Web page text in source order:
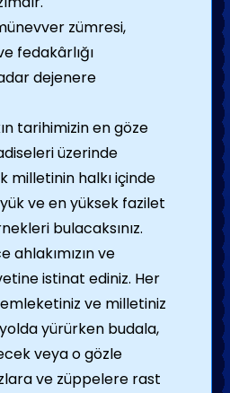
zümresi,
fedakârlığı
dejenere
tarihimizin en göze
üzerinde
milletinin halkı içinde
ve en yüksek fazilet
bulacaksınız.
ahlakımızın ve
istinat ediniz. Her
ve milletiniz
yolda yürürken budala,
veya o gözle
ve züppelere rast